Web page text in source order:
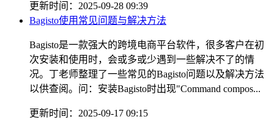
更新时间：2025-09-28 09:39
Bagisto使用常见问题与解决方法
Bagisto是一款强大的跨境电商平台软件，很多客户在初
次安装和使用时，会或多或少遇到一些解决不了的情
况。丁老师整理了一些常见的Bagisto问题以及解决方法
以供查阅。问：安装Bagisto时出现"Command compos...
更新时间：2025-09-17 09:15